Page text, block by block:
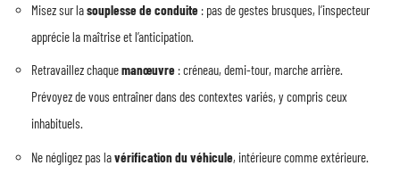
Misez sur lasouplesse de conduite : pas de gestes brusques, l’inspecteur
apprécie la maîtrise et l’anticipation.
Retravaillez chaquemanœuvre : créneau, demi-tour, marche arrière.
Prévoyez de vous entraîner dans des contextes variés, y compris ceux
inhabituels.
Ne négligez pas lavérification du véhicule, intérieure comme extérieure.